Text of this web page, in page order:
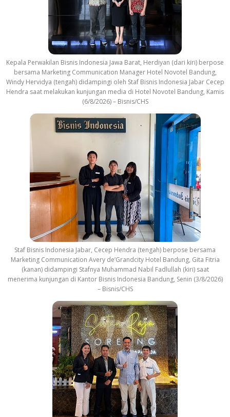
Kepala Perwakilan Bisnis Indonesia Jawa Barat, Herdiyan (dari kiri) berpose
bersama Marketing Communication Manager Hotel Novotel Bandung,
Windy Hervidya (tengah) didampingi oleh Staf Bisnis Indonesia Jabar Cecep
Hendra saat melakukan kunjungan media di Hotel Novotel Bandung, Kamis
(6/8/2026) – Bisnis/CHS
Staf Bisnis Indonesia Jabar, Cecep Hendra (tengah) berpose bersama
Marketing Communication Avery de’Grandcity Hotel Bandung, Gita Fitria
(kanan) didampingi Stafnya Muhammad Nabil Fadlullah (kiri) saat
menerima kunjungan di Kantor Bisnis Indonesia Bandung, Senin (3/8/2026)
– Bisnis/CHS